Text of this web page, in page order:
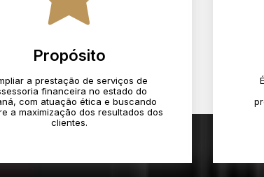
Propósito
a prestação de serviços de
financeira no estado do
com atuação ética e buscando
a maximização dos resultados dos
clientes.